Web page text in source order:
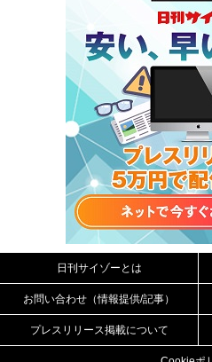
日刊サイゾーとは
お問い合わせ（情報提供/記事）
プレスリリース掲載について